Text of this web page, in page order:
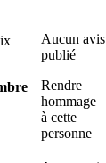
Aucun avis
publié
Rendre
hommage
à cette
personne